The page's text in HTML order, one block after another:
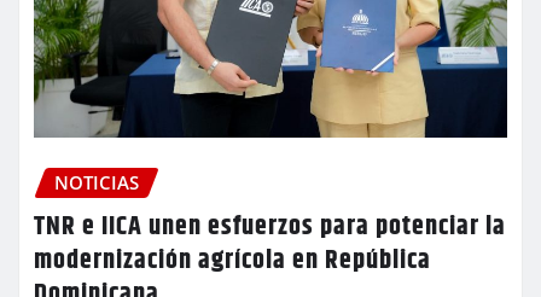
NOTICIAS
TNR e IICA unen esfuerzos para potenciar la
modernización agrícola en República